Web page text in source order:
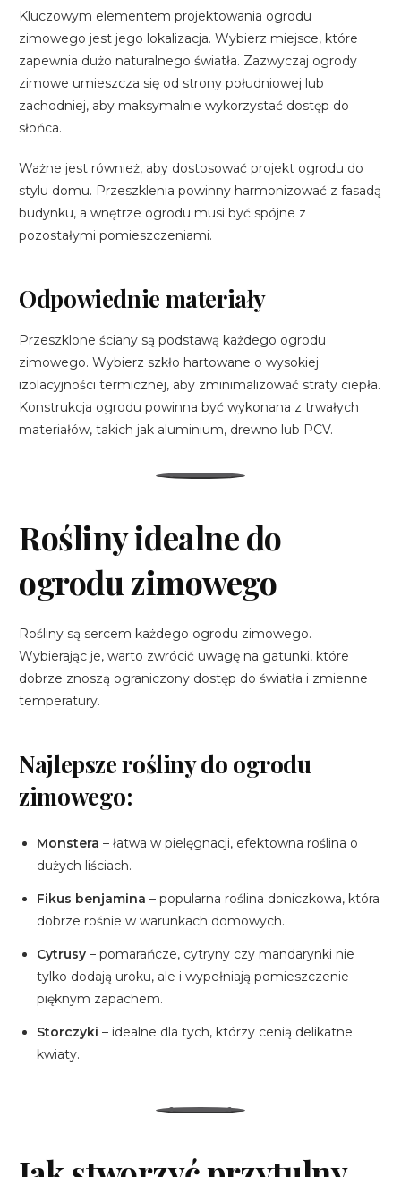
Kluczowym elementem projektowania ogrodu
zimowego jest jego lokalizacja. Wybierz miejsce, które
zapewnia dużo naturalnego światła. Zazwyczaj ogrody
zimowe umieszcza się od strony południowej lub
zachodniej, aby maksymalnie wykorzystać dostęp do
słońca.
Ważne jest również, aby dostosować projekt ogrodu do
stylu domu. Przeszklenia powinny harmonizować z fasadą
budynku, a wnętrze ogrodu musi być spójne z
pozostałymi pomieszczeniami.
Odpowiednie materiały
Przeszklone ściany są podstawą każdego ogrodu
zimowego. Wybierz szkło hartowane o wysokiej
izolacyjności termicznej, aby zminimalizować straty ciepła.
Konstrukcja ogrodu powinna być wykonana z trwałych
materiałów, takich jak aluminium, drewno lub PCV.
Rośliny idealne do
ogrodu zimowego
Rośliny są sercem każdego ogrodu zimowego.
Wybierając je, warto zwrócić uwagę na gatunki, które
dobrze znoszą ograniczony dostęp do światła i zmienne
temperatury.
Najlepsze rośliny do ogrodu
zimowego:
Monstera – łatwa w pielęgnacji, efektowna roślina o
dużych liściach.
Fikus benjamina – popularna roślina doniczkowa, która
dobrze rośnie w warunkach domowych.
Cytrusy – pomarańcze, cytryny czy mandarynki nie
tylko dodają uroku, ale i wypełniają pomieszczenie
pięknym zapachem.
Storczyki – idealne dla tych, którzy cenią delikatne
kwiaty.